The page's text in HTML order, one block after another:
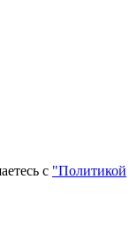
с "Политикой